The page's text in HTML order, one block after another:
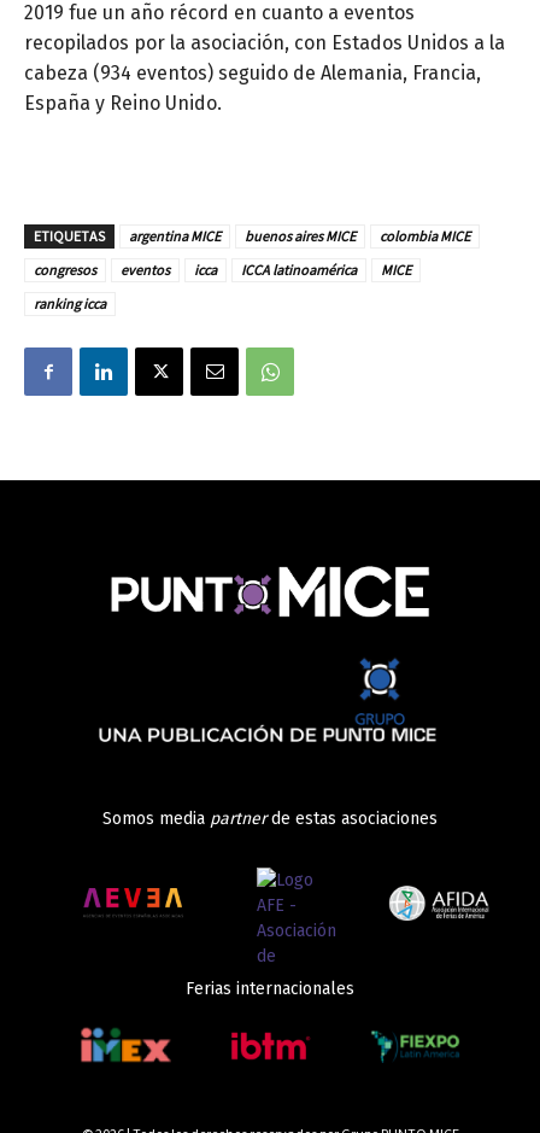
2019 fue un año récord en cuanto a eventos
recopilados por la asociación, con Estados Unidos a la
cabeza (934 eventos) seguido de Alemania, Francia,
España y Reino Unido.
ETIQUETAS argentina MICE buenos aires MICE
colombia MICE
congresos
eventos icca ICCA latinoamérica
MICE
ranking icca
Somos media partnerde estas asociaciones
Ferias internacionales